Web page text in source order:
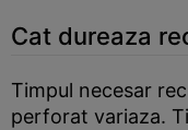
Cat dureaza
Timpul necesar
perforat variaza.